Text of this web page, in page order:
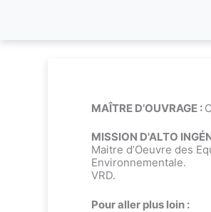
MAÎTRE D’OUVRAGE :
MISSION D'ALTO
Maitre d’Oeuvre des
Environnementale.
VRD.
Pour aller plus loin :